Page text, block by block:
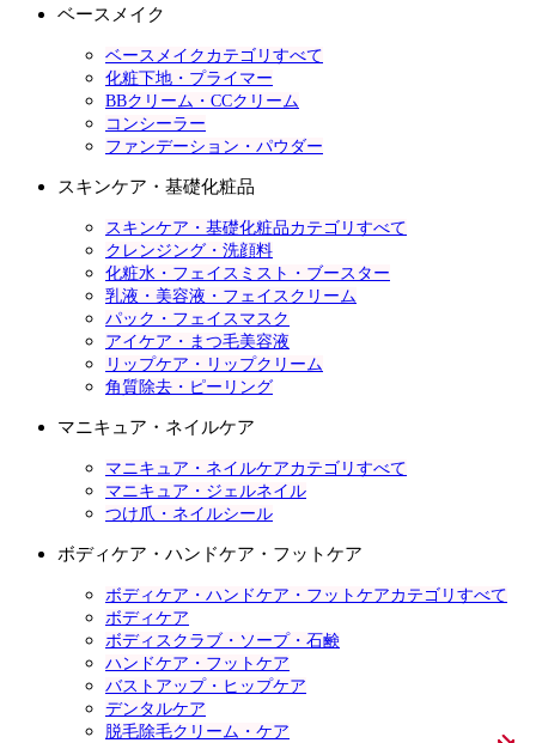
ベースメイク
ベースメイクカテゴリすべて
化粧下地・プライマー
BBクリーム・CCクリーム
コンシーラー
ファンデーション・パウダー
スキンケア・基礎化粧品
スキンケア・基礎化粧品カテゴリすべて
クレンジング・洗顔料
化粧水・フェイスミスト・ブースター
乳液・美容液・フェイスクリーム
パック・フェイスマスク
アイケア・まつ毛美容液
リップケア・リップクリーム
角質除去・ピーリング
マニキュア・ネイルケア
マニキュア・ネイルケアカテゴリすべて
マニキュア・ジェルネイル
つけ爪・ネイルシール
ボディケア・ハンドケア・フットケア
ボディケア・ハンドケア・フットケアカテゴリすべて
ボディケア
ボディスクラブ・ソープ・石鹸
ハンドケア・フットケア
バストアップ・ヒップケア
デンタルケア
脱毛除毛クリーム・ケア